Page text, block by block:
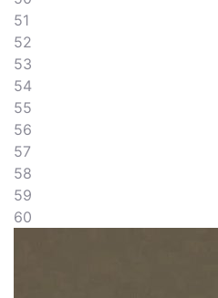
51
52
53
54
55
56
57
58
59
60